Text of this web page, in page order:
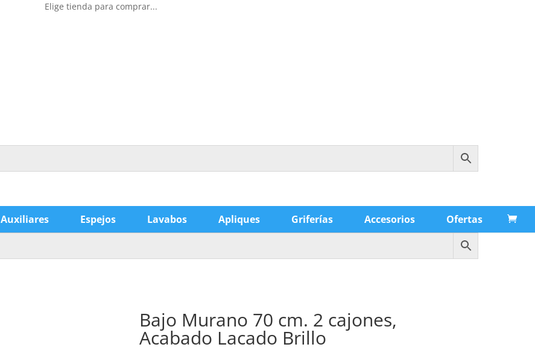
Elige tienda para comprar...
Auxiliares Espejos Lavabos Apliques Griferías Accesorios Ofertas
Bajo Murano 70 cm. 2 cajones,
Acabado Lacado Brillo